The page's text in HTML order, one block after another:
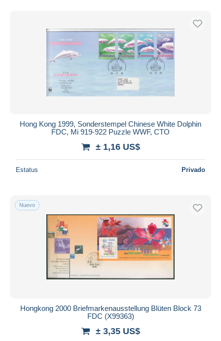
Hong Kong 1999, Sonderstempel Chinese White Dolphin
FDC, Mi 919-922 Puzzle WWF, CTO
± 1,16 US$
Estatus Privado
Nuevo
Hongkong 2000 Briefmarkenausstellung Blüten Block 73
FDC (X99363)
± 3,35 US$